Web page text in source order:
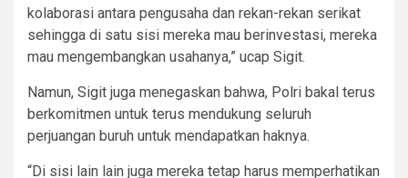
kolaborasi antara pengusaha dan rekan-rekan serikat
sehingga di satu sisi mereka mau berinvestasi, mereka
mau mengembangkan usahanya,” ucap Sigit.
Namun, Sigit juga menegaskan bahwa, Polri bakal terus
berkomitmen untuk terus mendukung seluruh
perjuangan buruh untuk mendapatkan haknya.
“Di sisi lain lain juga mereka tetap harus memperhatikan